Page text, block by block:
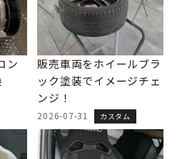
ン
販売車両をホイールブラ
ック塗装でイメージチェ
ンジ！
2026-07-31 カスタム